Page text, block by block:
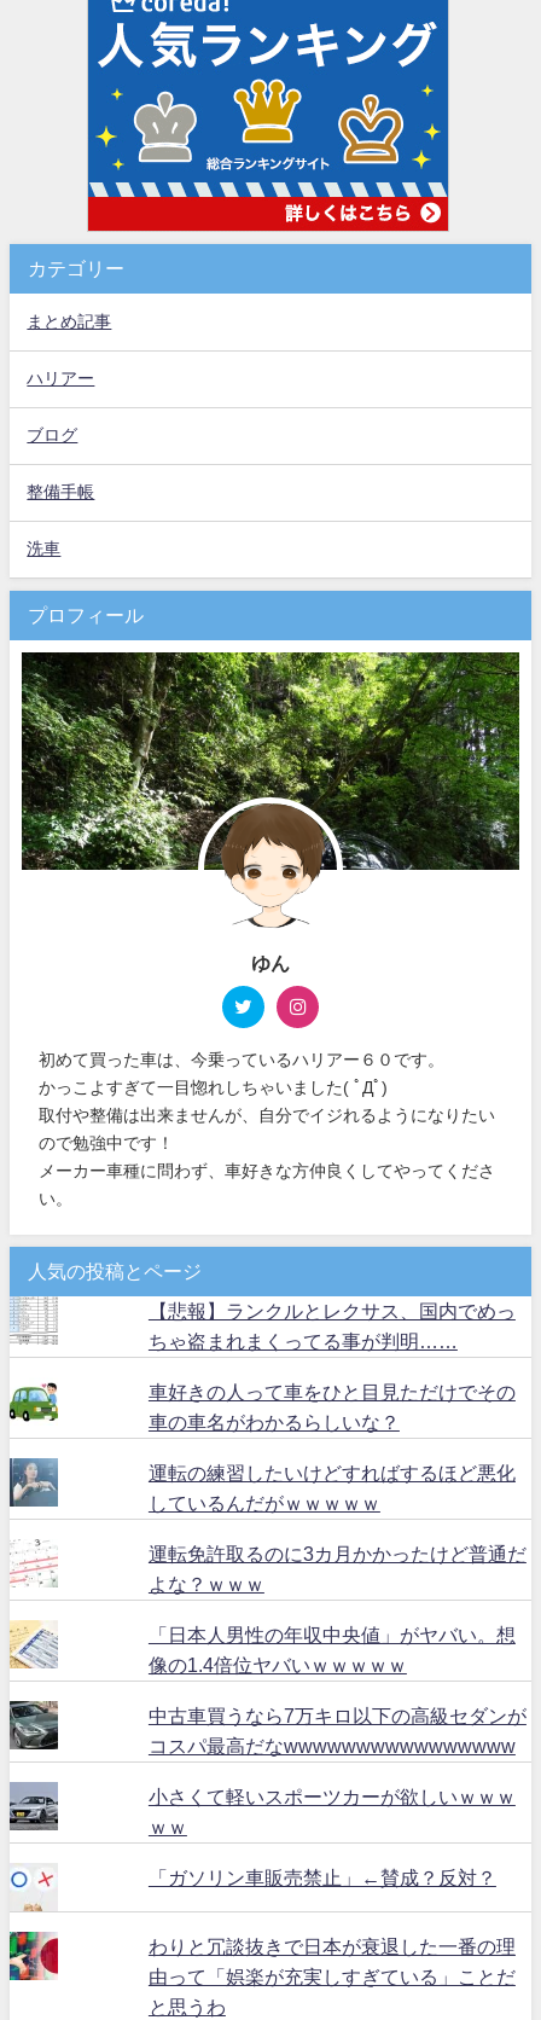
カテゴリー
まとめ記事
ハリアー
ブログ
整備手帳
洗車
プロフィール
ゆん
初めて買った車は、今乗っているハリアー６０です。
かっこよすぎて一目惚れしちゃいました( ﾟДﾟ)
取付や整備は出来ませんが、自分でイジれるようになりたい
ので勉強中です！
メーカー車種に問わず、車好きな方仲良くしてやってくださ
い。
人気の投稿とページ
【悲報】ランクルとレクサス、国内でめっ
ちゃ盗まれまくってる事が判明……
車好きの人って車をひと目見ただけでその
車の車名がわかるらしいな？
運転の練習したいけどすればするほど悪化
しているんだがｗｗｗｗｗ
運転免許取るのに3カ月かかったけど普通だ
よな？ｗｗｗ
「日本人男性の年収中央値」がヤバい。想
像の1.4倍位ヤバいｗｗｗｗｗ
中古車買うなら7万キロ以下の高級セダンが
コスパ最高だなwwwwwwwwwwwwwwww
小さくて軽いスポーツカーが欲しいｗｗｗ
ｗｗ
「ガソリン車販売禁止」←賛成？反対？
わりと冗談抜きで日本が衰退した一番の理
由って「娯楽が充実しすぎている」ことだ
と思うわ